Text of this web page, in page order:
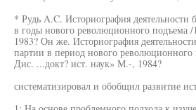
* Рудь A.C. Историография деятельности
в годы нового революционного подъема
1983? Он же. Историография
партии в период нового революционного
Дис. ...докт? ист. наук» М.-, 1984?
систематизировал и обобщил развитие